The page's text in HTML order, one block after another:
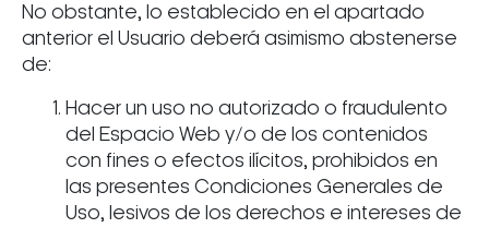
No obstante, lo establecido en el apartado
anterior el Usuario deberá asimismo abstenerse
de:
Hacer un uso no autorizado o fraudulento
del Espacio Web y/o de los contenidos
con fines o efectos ilícitos, prohibidos en
las presentes Condiciones Generales de
Uso, lesivos de los derechos e intereses de